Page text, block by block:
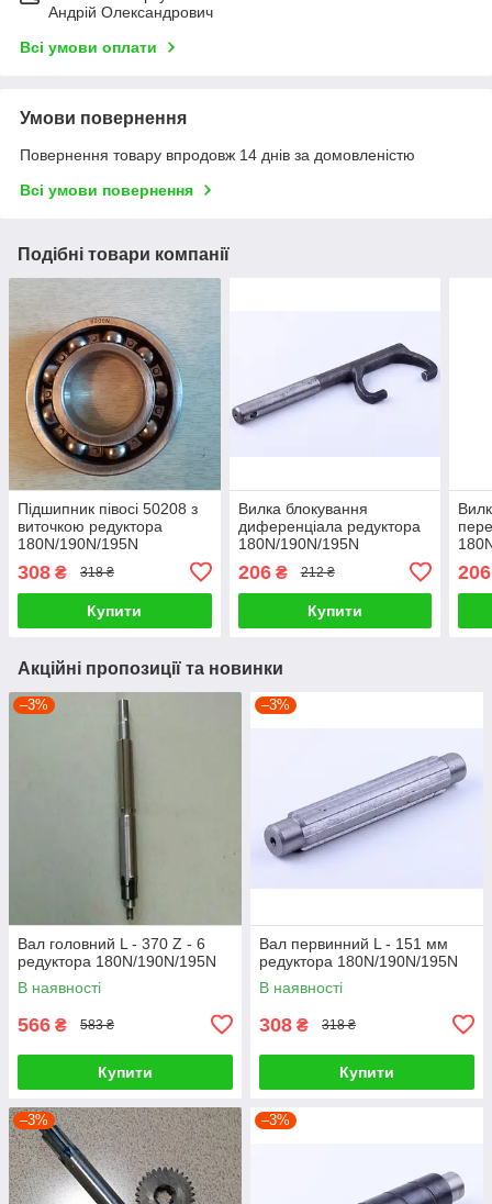
Андрій Олександрович
Всі умови оплати
Умови повернення
Повернення товару впродовж 14 днів за домовленістю
Всі умови повернення
Подібні товари компанії
Підшипник півосі 50208 з
виточкою редуктора
180N/190N/195N
308 ₴ 318 ₴
Купити
Вилка блокування
диференціала редуктора
180N/190N/195N
206₴ 212 ₴
Купити
206
Акційні пропозиції та новинки
–3%
Вал головний L - 370 Z - 6
редуктора 180N/190N/195N
В наявності
566 ₴ 583 ₴
Купити
–3%
Вал первинний L - 151 мм
редуктора 180N/190N/195N
В наявності
308 ₴ 318 ₴
Купити
–3% –3%